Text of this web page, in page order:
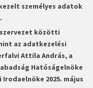
személyes adatok
közötti
az adatkezelési
Attila András, a
Hatóságelnöke
2025. május